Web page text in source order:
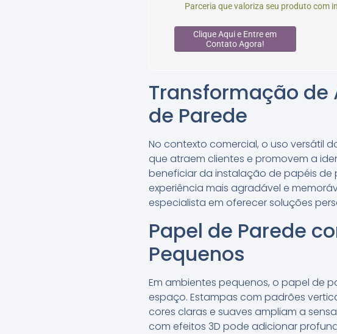
Parceria que valoriza seu produto com
Clique Aqui e Entre em
Contato Agora!
Transformação
de Parede
No contexto comercial, o uso versátil
que atraem clientes e promovem a
beneficiar da instalação de papéis
experiência mais agradável e memorável
especialista em oferecer soluções
Papel de Parede
Pequenos
Em ambientes pequenos, o papel de
espaço. Estampas com padrões
cores claras e suaves ampliam a
com efeitos 3D pode adicionar